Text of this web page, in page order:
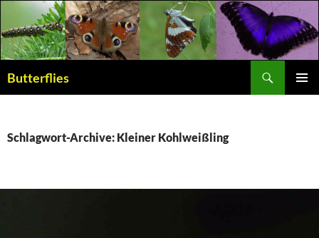
Butterflies
Schlagwort-Archive: Kleiner Kohlweißling